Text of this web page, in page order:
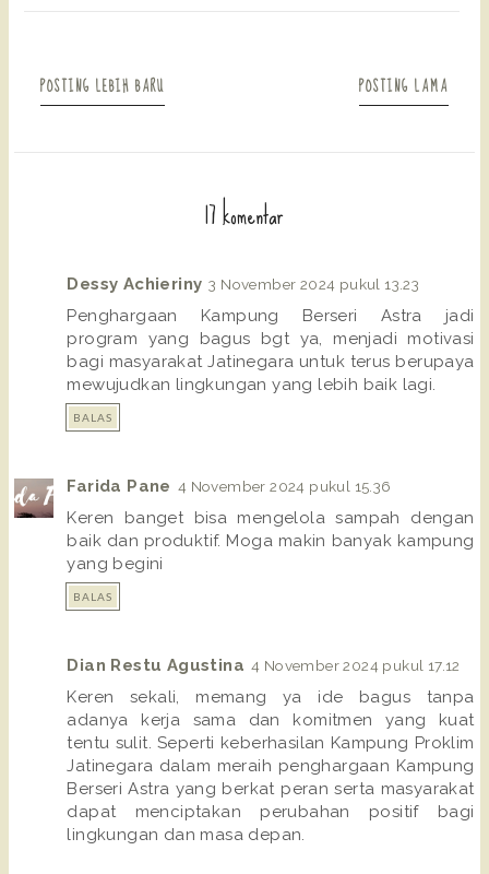
POSTING LEBIH BARU POSTING LAMA
17 komentar
Dessy Achieriny 3 November 2024 pukul 13.23
Penghargaan Kampung Berseri Astra jadi
program yang bagus bgt ya, menjadi motivasi
bagi masyarakat Jatinegara untuk terus berupaya
mewujudkan lingkungan yang lebih baik lagi.
BALAS
Farida Pane 4 November 2024 pukul 15.36
Keren banget bisa mengelola sampah dengan
baik dan produktif. Moga makin banyak kampung
yang begini
BALAS
Dian Restu Agustina 4 November 2024 pukul 17.12
Keren sekali, memang ya ide bagus tanpa
adanya kerja sama dan komitmen yang kuat
tentu sulit. Seperti keberhasilan Kampung Proklim
Jatinegara dalam meraih penghargaan Kampung
Berseri Astra yang berkat peran serta masyarakat
dapat menciptakan perubahan positif bagi
lingkungan dan masa depan.